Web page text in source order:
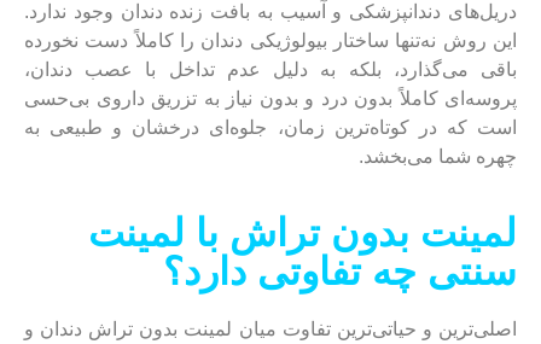
دریل‌های دندانپزشکی و آسیب به بافت زنده دندان وجود ندارد.
این روش نه‌تنها ساختار بیولوژیکی دندان را کاملاً دست‌ نخورده
باقی می‌گذارد، بلکه به دلیل عدم تداخل با عصب دندان،
پروسه‌ای کاملاً بدون درد و بدون نیاز به تزریق داروی بی‌حسی
است که در کوتاه‌ترین زمان، جلوه‌ای درخشان و طبیعی به
چهره شما می‌بخشد.
لمینت بدون تراش با لمینت
سنتی چه تفاوتی دارد؟
اصلی‌ترین و حیاتی‌ترین تفاوت میان لمینت بدون تراش دندان و